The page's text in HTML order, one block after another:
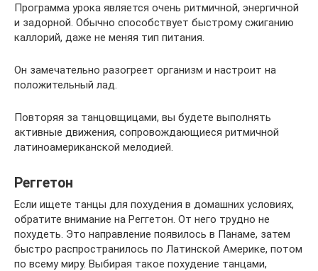
Программа урока является очень ритмичной, энергичной
и задорной. Обычно способствует быстрому сжиганию
каллорий, даже не меняя тип питания.
Он замечательно разогреет организм и настроит на
положительный лад.
Повторяя за танцовщицами, вы будете выполнять
активные движения, сопровождающиеся ритмичной
латиноамериканской мелодией.
Реггетон
Если ищете танцы для похудения в домашних условиях,
обратите внимание на Реггетон. От него трудно не
похудеть. Это направление появилось в Панаме, затем
быстро распространилось по Латинской Америке, потом
по всему миру. Выбирая такое похудение танцами,